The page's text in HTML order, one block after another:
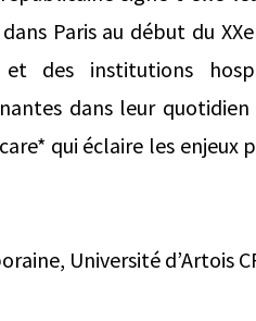
Paris au début du
et des institutions
dans leur quotidien
qui éclaire les enjeux
Université d’Artois